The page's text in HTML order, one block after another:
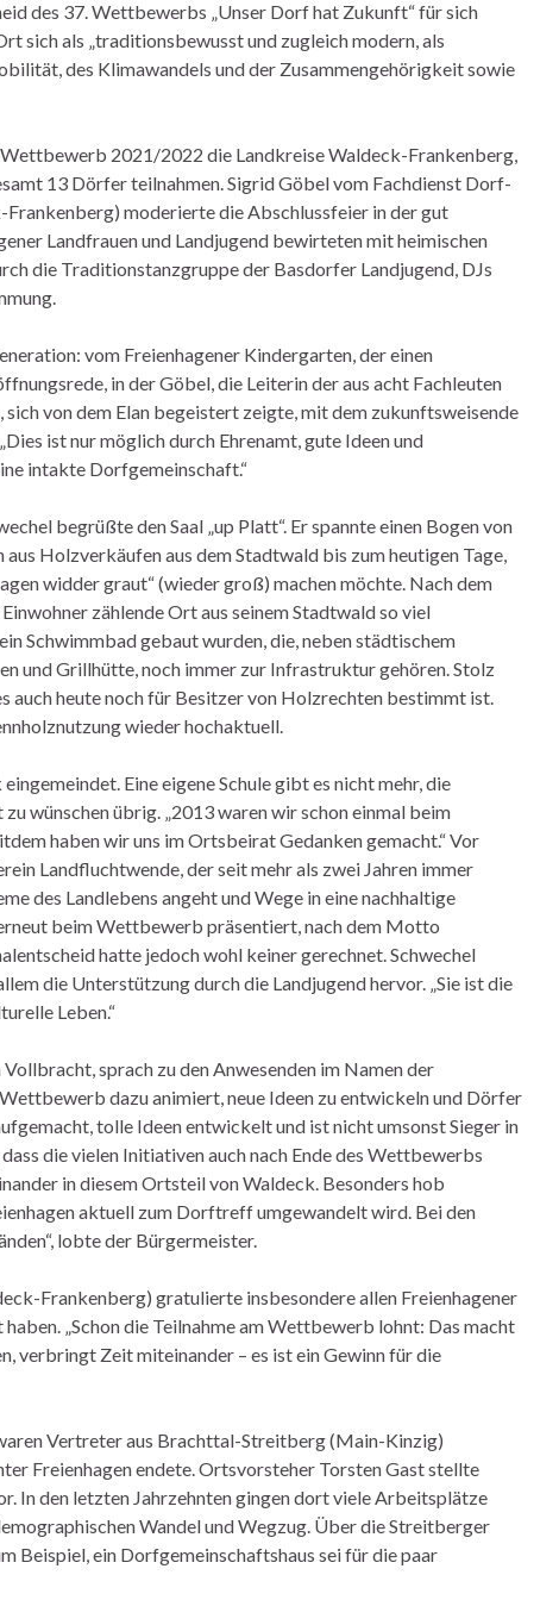
des 37. Wettbewerbs „Unser Dorf hat Zukunft“ für sich
sich als „traditionsbewusst und zugleich modern, als
des Klimawandels und der Zusammengehörigkeit sowie
2021/2022 die Landkreise Waldeck-Frankenberg,
13 Dörfer teilnahmen. Sigrid Göbel vom Fachdienst Dorf-
moderierte die Abschlussfeier in der gut
Landfrauen und Landjugend bewirteten mit heimischen
die Traditionstanzgruppe der Basdorfer Landjugend, DJs
vom Freienhagener Kindergarten, der einen
in der Göbel, die Leiterin der aus acht Fachleuten
von dem Elan begeistert zeigte, mit dem zukunftsweisende
ist nur möglich durch Ehrenamt, gute Ideen und
intakte Dorfgemeinschaft.“
begrüßte den Saal „up Platt“. Er spannte einen Bogen von
Holzverkäufen aus dem Stadtwald bis zum heutigen Tage,
widder graut“ (wieder groß) machen möchte. Nach dem
zählende Ort aus seinem Stadtwald so viel
Schwimmbad gebaut wurden, die, neben städtischem
und Grillhütte, noch immer zur Infrastruktur gehören. Stolz
auch heute noch für Besitzer von Holzrechten bestimmt ist.
wieder hochaktuell.
Eine eigene Schule gibt es nicht mehr, die
wünschen übrig. „2013 waren wir schon einmal beim
haben wir uns im Ortsbeirat Gedanken gemacht.“ Vor
Landfluchtwende, der seit mehr als zwei Jahren immer
des Landlebens angeht und Wege in eine nachhaltige
beim Wettbewerb präsentiert, nach dem Motto
hatte jedoch wohl keiner gerechnet. Schwechel
die Unterstützung durch die Landjugend hervor. „Sie ist die
Leben.“
sprach zu den Anwesenden im Namen der
dazu animiert, neue Ideen zu entwickeln und Dörfer
tolle Ideen entwickelt und ist nicht umsonst Sieger in
die vielen Initiativen auch nach Ende des Wettbewerbs
in diesem Ortsteil von Waldeck. Besonders hob
aktuell zum Dorftreff umgewandelt wird. Bei den
lobte der Bürgermeister.
Frankenberg) gratulierte insbesondere allen Freienhagener
„Schon die Teilnahme am Wettbewerb lohnt: Das macht
verbringt Zeit miteinander – es ist ein Gewinn für die
Vertreter aus Brachttal-Streitberg (Main-Kinzig)
Freienhagen endete. Ortsvorsteher Torsten Gast stellte
In den letzten Jahrzehnten gingen dort viele Arbeitsplätze
Wandel und Wegzug. Über die Streitberger
Beispiel, ein Dorfgemeinschaftshaus sei für die paar